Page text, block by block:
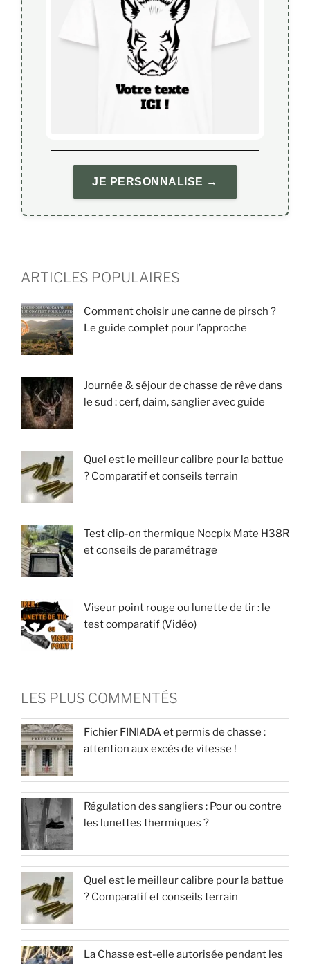
JE PERSONNALISE →
ARTICLES POPULAIRES
Comment choisir une canne de pirsch ?
Le guide complet pour l’approche
Journée & séjour de chasse de rêve dans
le sud : cerf, daim, sanglier avec guide
Quel est le meilleur calibre pour la battue
? Comparatif et conseils terrain
Test clip-on thermique Nocpix Mate H38R
et conseils de paramétrage
Viseur point rouge ou lunette de tir : le
test comparatif (Vidéo)
LES PLUS COMMENTÉS
Fichier FINIADA et permis de chasse :
attention aux excès de vitesse !
Régulation des sangliers : Pour ou contre
les lunettes thermiques ?
Quel est le meilleur calibre pour la battue
? Comparatif et conseils terrain
La Chasse est-elle autorisée pendant les